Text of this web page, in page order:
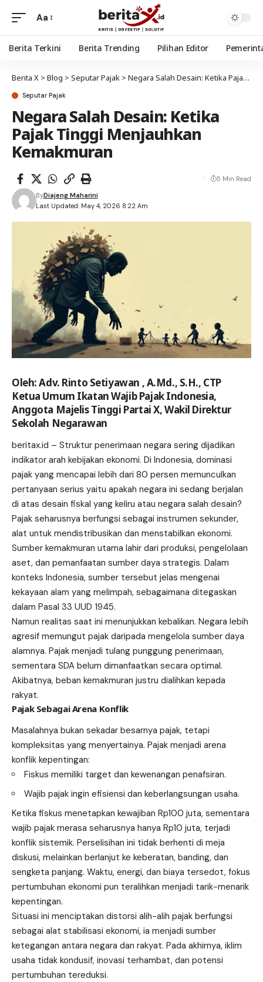
Aa
Berita Terkini Berita Trending Pilihan Editor
Berita X > Blog > Seputar Pajak > Negara Salah Desain: Ketika Pajak Tinggi Menjauhkan Kemakmuran
Seputar Pajak
Negara Salah Desain: Ketika
Pajak Tinggi Menjauhkan
Kemakmuran
Last Updated: May 4, 2026 8:22 Am
ByDiajeng Maharini
5 Min Read
Oleh: Adv. Rinto Setiyawan , A.Md., S.H., CTP
Ketua Umum Ikatan Wajib Pajak Indonesia,
Anggota Majelis Tinggi Partai X, Wakil Direktur
Sekolah Negarawan
beritax.id – Struktur penerimaan negara sering dijadikan
indikator arah kebijakan ekonomi. Di Indonesia, dominasi
pajak yang mencapai lebih dari 80 persen memunculkan
pertanyaan serius yaitu apakah negara ini sedang berjalan
di atas desain fiskal yang keliru atau negara salah desain?
Pajak seharusnya berfungsi sebagai instrumen sekunder,
alat untuk mendistribusikan dan menstabilkan ekonomi.
Sumber kemakmuran utama lahir dari produksi, pengelolaan
aset, dan pemanfaatan sumber daya strategis. Dalam
konteks Indonesia, sumber tersebut jelas mengenai
kekayaan alam yang melimpah, sebagaimana ditegaskan
dalam Pasal 33 UUD 1945.
Namun realitas saat ini menunjukkan kebalikan. Negara lebih
agresif memungut pajak daripada mengelola sumber daya
alamnya. Pajak menjadi tulang punggung penerimaan,
sementara SDA belum dimanfaatkan secara optimal.
Akibatnya, beban kemakmuran justru dialihkan kepada
rakyat.
Pajak Sebagai Arena Konflik
Masalahnya bukan sekadar besarnya pajak, tetapi
kompleksitas yang menyertainya. Pajak menjadi arena
konflik kepentingan:
Fiskus memiliki target dan kewenangan penafsiran.
Wajib pajak ingin efisiensi dan keberlangsungan usaha.
Ketika fiskus menetapkan kewajiban Rp100 juta, sementara
wajib pajak merasa seharusnya hanya Rp10 juta, terjadi
konflik sistemik. Perselisihan ini tidak berhenti di meja
diskusi, melainkan berlanjut ke keberatan, banding, dan
sengketa panjang. Waktu, energi, dan biaya tersedot, fokus
pertumbuhan ekonomi pun teralihkan menjadi tarik-menarik
kepentingan.
Situasi ini menciptakan distorsi alih-alih pajak berfungsi
sebagai alat stabilisasi ekonomi, ia menjadi sumber
ketegangan antara negara dan rakyat. Pada akhirnya, iklim
usaha tidak kondusif, inovasi terhambat, dan potensi
pertumbuhan tereduksi.